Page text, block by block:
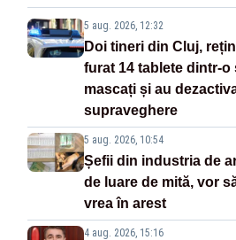
5 aug. 2026, 12:32
Doi tineri din Cluj,
furat 14 tablete dintr-o
mascați și au
supraveghere
5 aug. 2026, 10:54
Șefii din industria de
de luare de mită, vor
vrea în arest
4 aug. 2026, 15:16